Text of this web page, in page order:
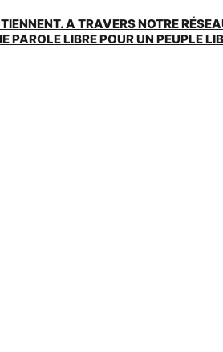
A TRAVERS NOTRE
PAROLE LIBRE POUR UN PEUPLE